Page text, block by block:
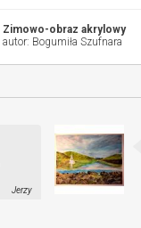
Zimowo-obraz akrylowy
autor: Bogumiła Szufnara
Jerzy